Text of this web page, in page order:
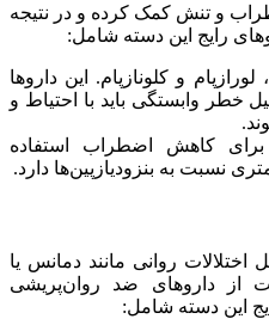
و تنش کمک کرده و در نتیجه
رایج این دسته شامل:
لورازپام و کلونازپام. این داروها
خطر وابستگی باید با احتیاط و
برای کاهش اضطراب استفاده
نسبت به بنزودیازپین‌ها دارد.
روانی مانند دمانس یا
از داروهای ضد روان‌پریشی
این دسته شامل: